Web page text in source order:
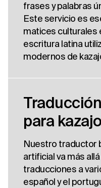
frases y palabras
Este servicio es
matices culturales
escritura latina
modernos de
para
Nuestro traductor
artificial va más
traducciones a
español y el